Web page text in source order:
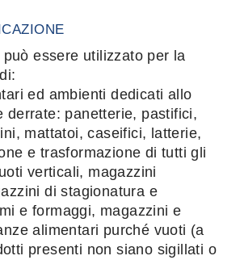
può essere utilizzato per la
ed ambienti dedicati allo
derrate: panetterie, pastifici,
mattatoi, caseifici, latterie,
e trasformazione di tutti gli
verticali, magazzini
di stagionatura e
e formaggi, magazzini e
alimentari purché vuoti (a
presenti non siano sigillati o